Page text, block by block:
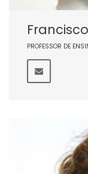
PROFESSOR DE